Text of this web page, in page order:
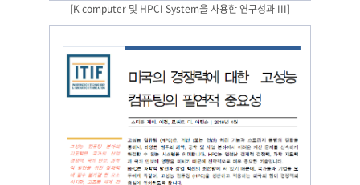
[K computer 및 HPCI System을 사용한 연구성과 III]